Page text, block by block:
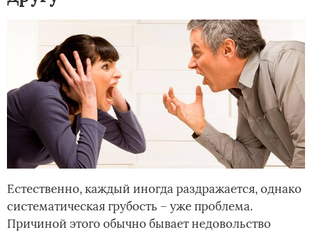
Естественно, каждый иногда раздражается, однако
систематическая грубость – уже проблема.
Причиной этого обычно бывает недовольство